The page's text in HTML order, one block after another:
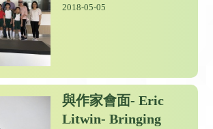
2018-05-05
與作家會面- Eric
Litwin- Bringing